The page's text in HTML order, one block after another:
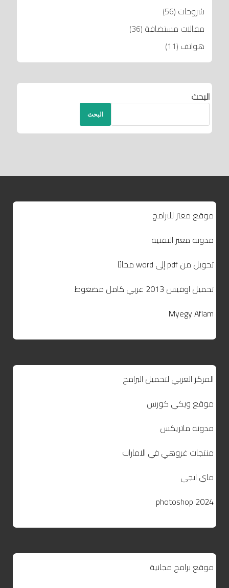
شروحات (56)
مقالات مستضافة (36)
هواتف (11)
البحث
البحث
موقع معتز للبرامج
مدونة معتز التقنية
تحويل من pdf إلى word مجانًا
تحميل اوفيس 2013 عربي كامل مضغوط
Myegy Aflam
المركز العربي لتحميل البرامج
موقع ويكي كورس
مدونة ماتريكس
منتجات غروهي في الامارات
ماي ايجي
photoshop 2024
موقع برامج مجانية